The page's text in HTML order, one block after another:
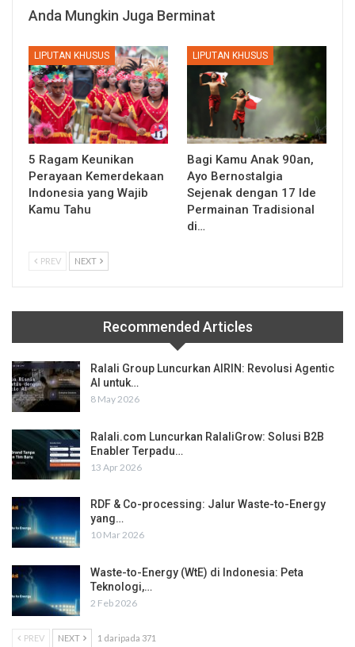
Anda Mungkin Juga Berminat
LIPUTAN KHUSUS
5 Ragam Keunikan
Perayaan Kemerdekaan
Indonesia yang Wajib
Kamu Tahu
LIPUTAN KHUSUS
Bagi Kamu Anak 90an,
Ayo Bernostalgia
Sejenak dengan 17 Ide
Permainan Tradisional
di…
PREV NEXT
Recommended Articles
Ralali Group Luncurkan AIRIN: Revolusi Agentic
AI untuk…
8 May 2026
Ralali.com Luncurkan RalaliGrow: Solusi B2B
Enabler Terpadu…
13 Apr 2026
RDF & Co-processing: Jalur Waste-to-Energy
yang…
10 Mar 2026
Waste-to-Energy (WtE) di Indonesia: Peta
Teknologi,…
2 Feb 2026
PREV NEXT 1 daripada 371